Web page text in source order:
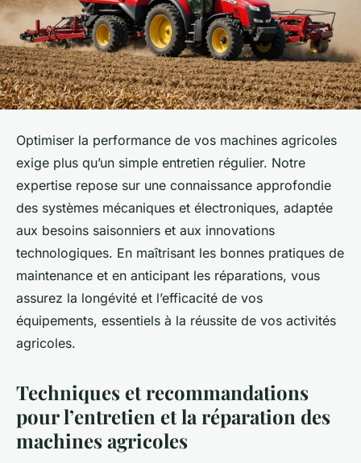
Optimiser la performance de vos machines agricoles
exige plus qu’un simple entretien régulier. Notre
expertise repose sur une connaissance approfondie
des systèmes mécaniques et électroniques, adaptée
aux besoins saisonniers et aux innovations
technologiques. En maîtrisant les bonnes pratiques de
maintenance et en anticipant les réparations, vous
assurez la longévité et l’efficacité de vos
équipements, essentiels à la réussite de vos activités
agricoles.
Techniques et recommandations
pour l’entretien et la réparation des
machines agricoles